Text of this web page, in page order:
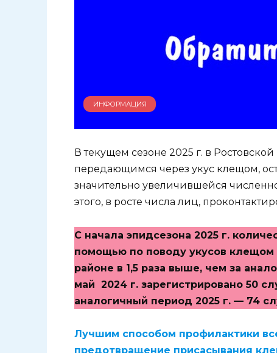
ИНФОРМАЦИЯ
В текущем сезоне 2025 г. в
передающимся через укус клещом,
значительно увеличившейся
этого, в росте числа лиц,
С начала эпидсезона 2025 г.
помощью по поводу укусов клещом
районе в 1,5 раза выше, чем за
май 2024 г. зарегистрировано 50
аналогичный период 2025 г. — 74
Лучшим способом профилактики
предотвращение присасывания